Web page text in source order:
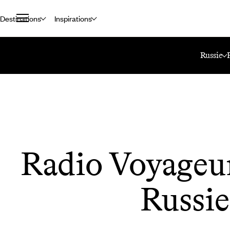
Destinations Inspirations
Russie
Radio
Russie